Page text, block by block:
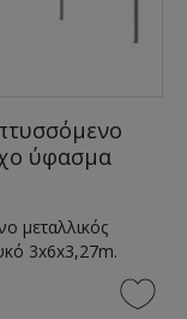
ύφασμα
μεταλλικός
3x6x3,27m.